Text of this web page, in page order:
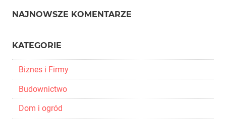
NAJNOWSZE KOMENTARZE
KATEGORIE
Biznes i Firmy
Budownictwo
Dom i ogród